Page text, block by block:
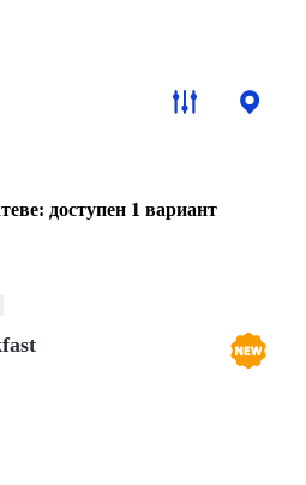
: доступен 1 вариант